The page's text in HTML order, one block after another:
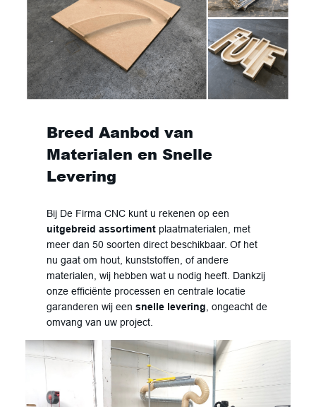
Breed Aanbod van
Materialen en Snelle
Levering
Bij De Firma CNC kunt u rekenen op een
uitgebreid assortiment plaatmaterialen, met
meer dan 50 soorten direct beschikbaar. Of het
nu gaat om hout, kunststoffen, of andere
materialen, wij hebben wat u nodig heeft. Dankzij
onze efficiënte processen en centrale locatie
garanderen wij eensnelle levering , ongeacht de
omvang van uw project.